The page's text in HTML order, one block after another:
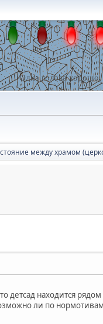
Одна голова
между храмом
детсад находится
ли по нормотивам